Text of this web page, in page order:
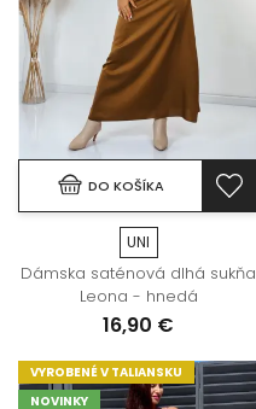
DO KOŠÍKA
UNI
Dámska saténová dlhá sukňa
Leona - hnedá
16,90 €
VYROBENÉ V TALIANSKU
NOVINKY